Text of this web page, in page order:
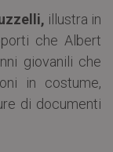
illustra in
che Albert
giovanili che
in costume,
di documenti